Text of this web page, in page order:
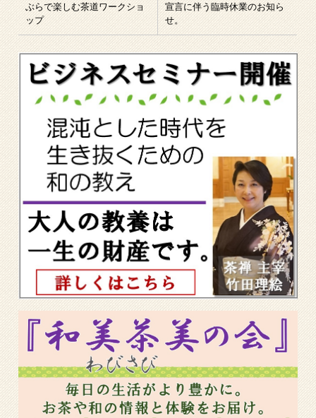
ぶらで楽しむ茶道ワークショ
ップ
宣言に伴う臨時休業のお知ら
せ。